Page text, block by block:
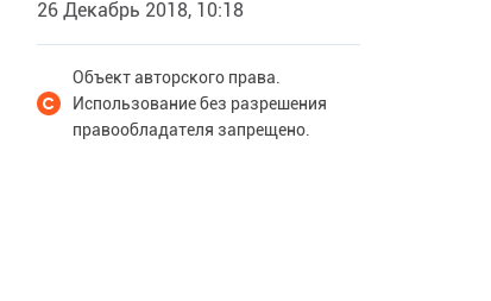
26 Декабрь 2018, 10:18
Объект авторского права.
Использование без разрешения
правообладателя запрещено.